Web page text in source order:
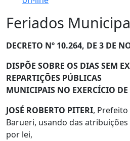
Feriados
DECRETO Nº 10.264, DE 3 DE
DISPÕE SOBRE OS DIAS SEM
REPARTIÇÕES PÚBLICAS
MUNICIPAIS NO EXERCÍCIO
JOSÉ ROBERTO PITERI,
Barueri, usando das
por lei,